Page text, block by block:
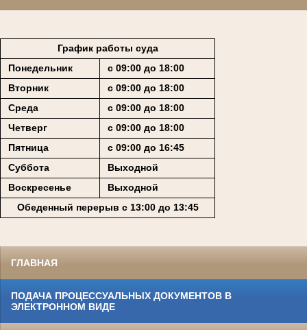
График работы суда
Понедельник
с 09:00 до 18:00
Вторник
с 09:00 до 18:00
Среда
с 09:00 до 18:00
Четверг
с 09:00 до 18:00
Пятница
с 09:00 до 16:45
Суббота
Выходной
Воскресенье
Выходной
Обеденный перерыв с 13:00 до 13:45
ГЛАВНАЯ
ПОДАЧА ПРОЦЕССУАЛЬНЫХ ДОКУМЕНТОВ В
ЭЛЕКТРОННОМ ВИДЕ